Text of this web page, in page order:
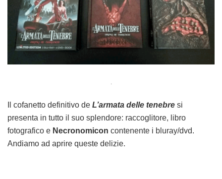
.
Il cofanetto definitivo de L’armata delle tenebre si
presenta in tutto il suo splendore: raccoglitore, libro
fotografico e Necronomicon contenente i bluray/dvd.
Andiamo ad aprire queste delizie.